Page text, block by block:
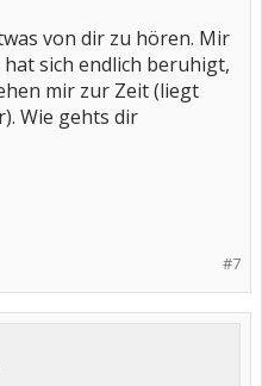
von dir zu hören. Mir
sich endlich beruhigt,
mir zur Zeit (liegt
Wie gehts dir
#7